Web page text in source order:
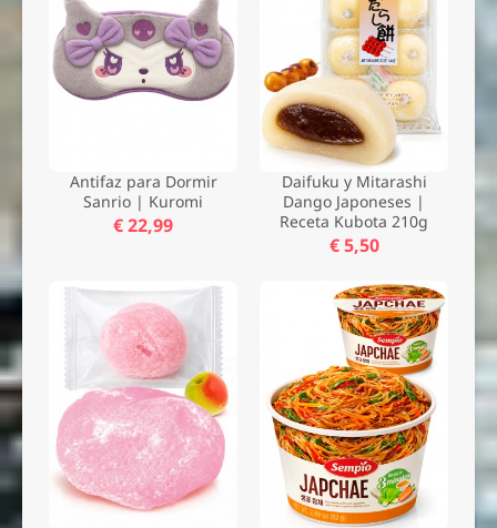
Antifaz para Dormir
Sanrio | Kuromi
€ 22,99
Daifuku y Mitarashi
Dango Japoneses |
Receta Kubota 210g
€ 5,50